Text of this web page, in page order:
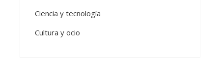
Ciencia y tecnología
Cultura y ocio